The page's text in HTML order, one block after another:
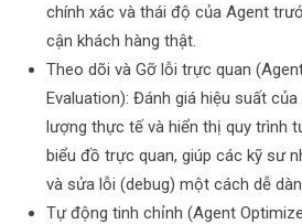
chính xác và thái độ của Agent
cận khách hàng thật.
Theo dõi và Gỡ lỗi trực quan
Evaluation): Đánh giá hiệu suất
lượng thực tế và hiển thị quy trình
biểu đồ trực quan, giúp các kỹ sư
và sửa lỗi (debug) một cách dễ
Tự động tinh chỉnh (Agent